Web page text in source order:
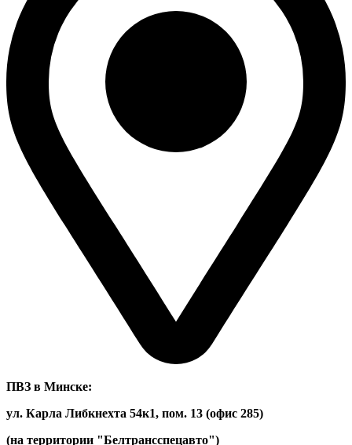
ПВЗ в Минске:
ул. Карла Либкнехта 54к1, пом. 13 (офис 285)
(на территории "Белтрансспецавто")